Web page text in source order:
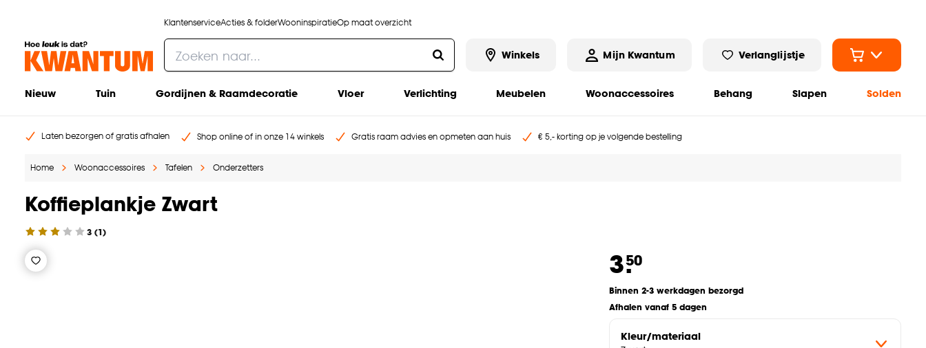
KlantenserviceActies & folderWooninspiratieOp maat overzicht
Winkels Mijn Kwantum Verlanglijstje
Nieuw Tuin Gordijnen & Raamdecoratie Vloer Verlichting Meubelen Woonaccessoires Behang Slapen Solden
Laten bezorgen of gratis afhalen Shop online of in onze 14 winkels Gratis raam advies en opmeten aan huis € 5,- korting op je volgende bestelling
Home Woonaccessoires Tafelen Onderzetters
Koffieplankje Zwart
3 (1)
3.50
Binnen 2-3 werkdagen bezorgd
Afhalen vanaf 5 dagen
Kleur/materiaal